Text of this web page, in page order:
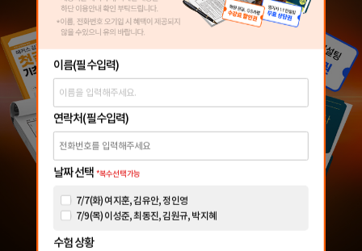
이름(필수입력)
연락처(필수입력)
날짜 선택 *복수선택 가능
7/7(화) 여지훈, 김유안, 정인영
7/9(목) 이성준, 최동진, 김원규, 박지혜
수험 상황